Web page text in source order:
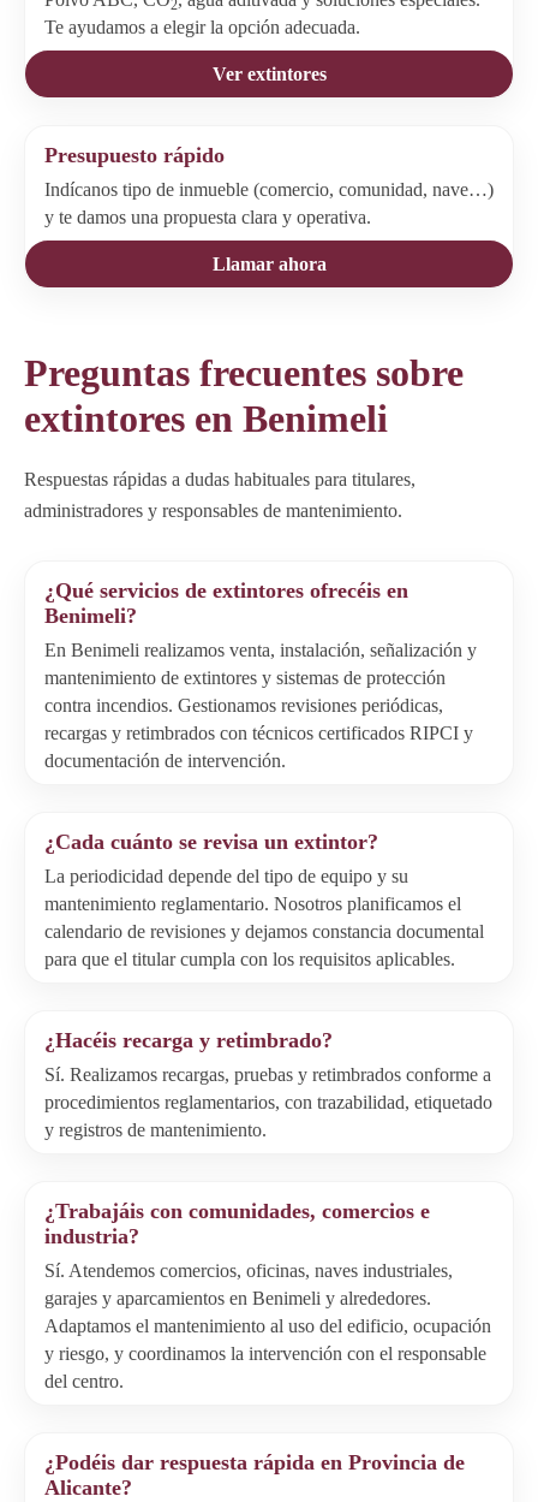
2
Te ayudamos a elegir la opción adecuada.
Ver extintores
Presupuesto rápido
Indícanos tipo de inmueble (comercio, comunidad, nave…)
y te damos una propuesta clara y operativa.
Llamar ahora
Preguntas frecuentes sobre
extintores en Benimeli
Respuestas rápidas a dudas habituales para titulares,
administradores y responsables de mantenimiento.
¿Qué servicios de extintores ofrecéis en
Benimeli?
En Benimeli realizamos venta, instalación, señalización y
mantenimiento de extintores y sistemas de protección
contra incendios. Gestionamos revisiones periódicas,
recargas y retimbrados con técnicos certificados RIPCI y
documentación de intervención.
¿Cada cuánto se revisa un extintor?
La periodicidad depende del tipo de equipo y su
mantenimiento reglamentario. Nosotros planificamos el
calendario de revisiones y dejamos constancia documental
para que el titular cumpla con los requisitos aplicables.
¿Hacéis recarga y retimbrado?
Sí. Realizamos recargas, pruebas y retimbrados conforme a
procedimientos reglamentarios, con trazabilidad, etiquetado
y registros de mantenimiento.
¿Trabajáis con comunidades, comercios e
industria?
Sí. Atendemos comercios, oficinas, naves industriales,
garajes y aparcamientos en Benimeli y alrededores.
Adaptamos el mantenimiento al uso del edificio, ocupación
y riesgo, y coordinamos la intervención con el responsable
del centro.
¿Podéis dar respuesta rápida en Provincia de
Alicante?